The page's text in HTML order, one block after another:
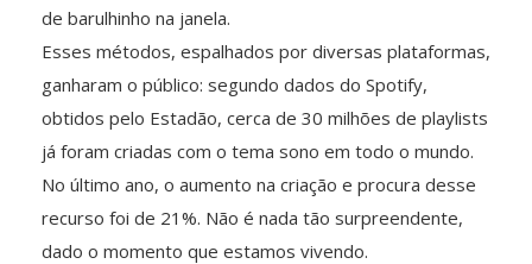
de barulhinho na janela.
Esses métodos, espalhados por diversas plataformas,
ganharam o público: segundo dados do Spotify,
obtidos pelo Estadão, cerca de 30 milhões de playlists
já foram criadas com o tema sono em todo o mundo.
No último ano, o aumento na criação e procura desse
recurso foi de 21%. Não é nada tão surpreendente,
dado o momento que estamos vivendo.